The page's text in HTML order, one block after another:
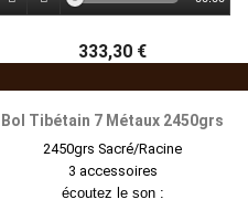
333,30 €
Bol Tibétain 7 Métaux 2450grs
2450grs Sacré/Racine
3 accessoires
écoutez le son :